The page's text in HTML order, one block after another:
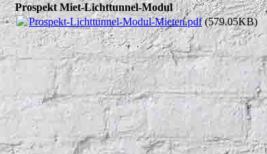
Prospekt Miet-Lichttunnel-Modul
Prospekt-Lichttunnel-Modul-Mieten.pdf(579.05KB)